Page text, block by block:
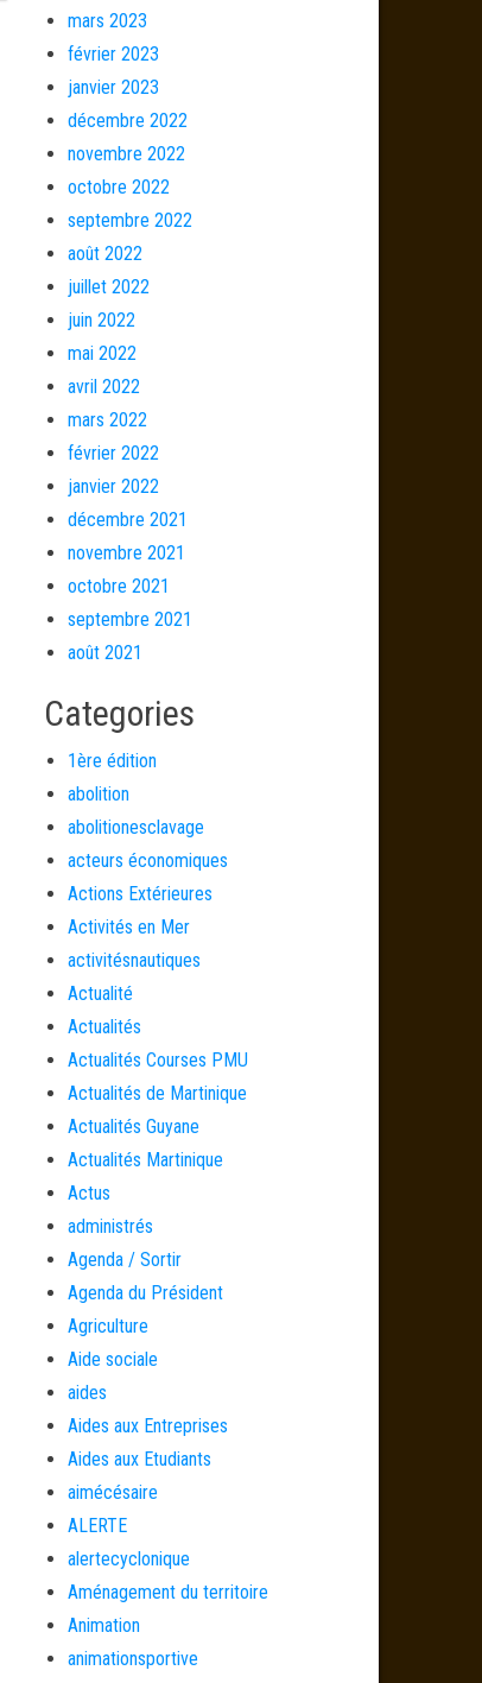
mars 2023
février 2023
janvier 2023
décembre 2022
novembre 2022
octobre 2022
septembre 2022
août 2022
juillet 2022
juin 2022
mai 2022
avril 2022
mars 2022
février 2022
janvier 2022
décembre 2021
novembre 2021
octobre 2021
septembre 2021
août 2021
Categories
1ère édition
abolition
abolitionesclavage
acteurs économiques
Actions Extérieures
Activités en Mer
activitésnautiques
Actualité
Actualités
Actualités Courses PMU
Actualités de Martinique
Actualités Guyane
Actualités Martinique
Actus
administrés
Agenda / Sortir
Agenda du Président
Agriculture
Aide sociale
aides
Aides aux Entreprises
Aides aux Etudiants
aimécésaire
ALERTE
alertecyclonique
Aménagement du territoire
Animation
animationsportive